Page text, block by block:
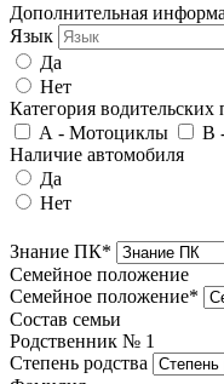
Дополнительная
Язык
Да
Нет
Категория водительских
А - Мотоциклы
В
Наличие автомобиля
Да
Нет
Знание ПК*
Семейное положение
Семейное положение*
Состав семьи
Родственник № 1
Степень родства